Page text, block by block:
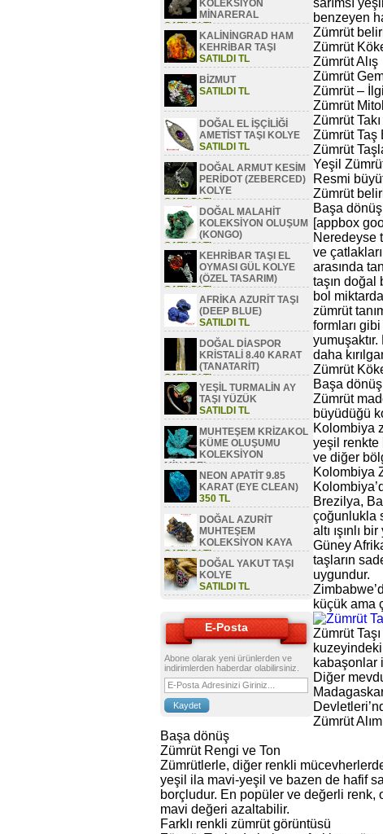
KOLEKSİYON
MİNARERAL
SATILDI TL
KALİNİNGRAD HAM
KEHRİBAR TAŞI
SATILDI TL
BİZMUT
SATILDI TL
DOĞAL EL İŞÇİLİĞİ
AMETİST TAŞI KOLYE
SATILDI TL
DOĞAL ARMUT KESİM
PERİDOT (ZEBERCED)
KOLYE
SATILDI TL
DOĞAL MALAHİT
KOLEKSİYON OLUŞUM
(KONGO)
SATILDI TL
KEHRİBAR TAŞI EL
OYMASI GÜL KOLYE
(ÖZEL TASARIM)
SATILDI TL
AFRİKA AZURİT TAŞI
(DEEP BLUE)
SATILDI TL
DOĞAL DİASPOR
KRİSTALİ 8.40 KARAT
(TANATARİT)
SATILDI TL
YEŞİL TURMALİN AY
TAŞI YÜZÜK
SATILDI TL
MUHTEŞEM KRİZAKOL
KÜME OLUŞUMU
KOLEKSİYON
MİNAREL
SATILDI TLNEON APATİT 9.85
KARAT (EYE CLEAN)
350 TL
DOĞAL AZURİT
MUHTEŞEM
KOLEKSİYON KAYA
SATILDI TL
DOĞAL YAKUT TAŞI
KOLYE
SATILDI TL
E-Posta
Abone olarak yeni ürünlerden ve
indirimlerden haberdar olabilirsiniz.
sarımsı
benzeyen
Zümrüt
Zümrüt
Zümrüt Alış
Zümrüt
Zümrüt –
Zümrüt
Zümrüt Takı
Zümrüt Taş
Zümrüt
Yeşil
Resmi
Zümrüt
Başa dönüş
[appbox
Neredeyse
ve
arasında
taşın doğal
bol
zümrüt
formları
daha
Zümrüt
Başa dönüş
Zümrüt
büyüdüğü
Kolombiya
yeşil renkte
ve diğer
Kolombiya
Brezilya,
çoğunlukla
altı ışınlı
Güney
taşların
uygundur.
küçük ama
Zümrüt
kabaşonlar
Diğer
Zümrüt
Başa dönüş
Zümrüt Rengi ve Ton
Zümrütlerle, diğer renkli
yeşil ila mavi-yeşil ve bazen de hafif
borçludur. En popüler ve değerli renk,
mavi değeri azaltabilir.
Farklı renkli zümrüt görüntüsü